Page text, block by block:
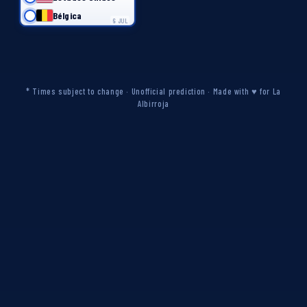
Bélgica
6 JUL
* Times subject to change · Unofficial prediction · Made with ♥ for La
Albirroja